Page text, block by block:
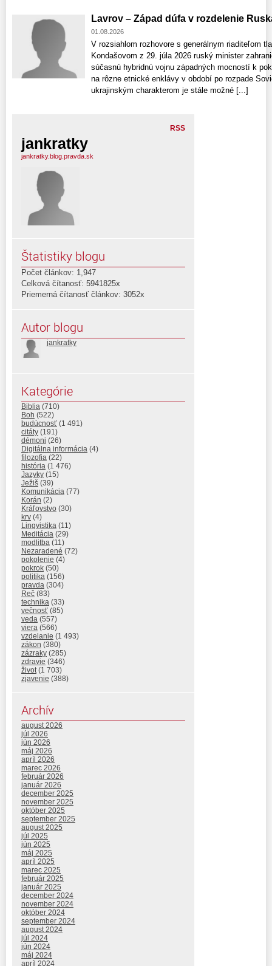
Lavrov – Západ dúfa v rozdelenie
01.08.2026
V rozsiahlom rozhovore s generálnym riaditeľom
Kondašovom z 29. júla 2026 ruský minister
súčasnú hybridnú vojnu západných mocností k
na rôzne etnické enklávy v období po rozpade
ukrajinským charakterom je stále možné [...]
RSS
jankratky
jankratky.blog.pravda.sk
Štatistiky blogu
Počet článkov: 1,947
Celková čítanosť: 5941825x
Priemerná čítanosť článkov: 3052x
Autor blogu
jankratky
Kategórie
Biblia (710)
Boh (522)
budúcnosť (1 491)
citáty (191)
démoni (26)
Digitálna informácia (4)
filozofia (22)
história (1 476)
Jazyky (15)
Ježiš (39)
Komunikácia (77)
Korán (2)
Kráľovstvo (30)
krv (4)
Lingvistika (11)
Meditácia (29)
modlitba (11)
Nezaradené (72)
pokolenie (4)
pokrok (50)
politika (156)
pravda (304)
Reč (83)
technika (33)
večnosť (85)
veda (557)
viera (566)
vzdelanie (1 493)
zákon (380)
zázraky (285)
zdravie (346)
život (1 703)
zjavenie (388)
Archív
august 2026
júl 2026
jún 2026
máj 2026
apríl 2026
marec 2026
február 2026
január 2026
december 2025
november 2025
október 2025
september 2025
august 2025
júl 2025
jún 2025
máj 2025
apríl 2025
marec 2025
február 2025
január 2025
december 2024
november 2024
október 2024
september 2024
august 2024
júl 2024
jún 2024
máj 2024
apríl 2024